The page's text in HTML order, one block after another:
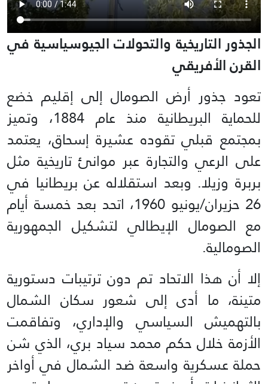
الجذور التاريخية والتحولات الجيوسياسية في
القرن الأفريقي
تعود جذور أرض الصومال إلى إقليم خضع
للحماية البريطانية منذ عام 1884، وتميز
بمجتمع قبلي تقوده عشيرة إسحاق، يعتمد
على الرعي والتجارة عبر موانئ تاريخية مثل
بربرة وزيلا. وبعد استقلاله عن بريطانيا في
26 حزيران/يونيو 1960، اتحد بعد خمسة أيام
مع الصومال الإيطالي لتشكيل الجمهورية
الصومالية.
إلا أن هذا الاتحاد تم دون ترتيبات دستورية
متينة، ما أدى إلى شعور سكان الشمال
بالتهميش السياسي والإداري، وتفاقمت
الأزمة خلال حكم محمد سياد بري، الذي شن
حملة عسكرية واسعة ضد الشمال في أواخر